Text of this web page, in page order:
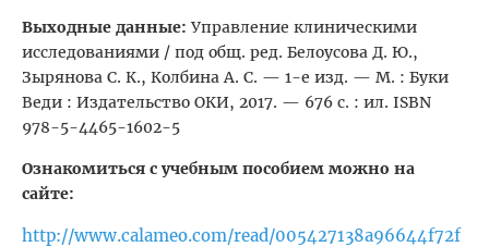
Выходные данные: Управление клиническими
исследованиями / под общ. ред. Белоусова Д. Ю.,
Зырянова С. К., Колбина А. С. — 1-е изд. — М. : Буки
Веди : Издательство ОКИ, 2017. — 676 с. : ил. ISBN
978-5-4465-1602-5
Ознакомиться с учебным пособием можно на
сайте:
http://www.calameo.com/read/005427138a96644f72f